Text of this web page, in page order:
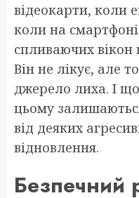
відеокарти, коли
коли на смартфоні
спливаючих вікон
Він не лікує, але
джерело лиха. І
цьому
від деяких
відновлення.
Безпечний